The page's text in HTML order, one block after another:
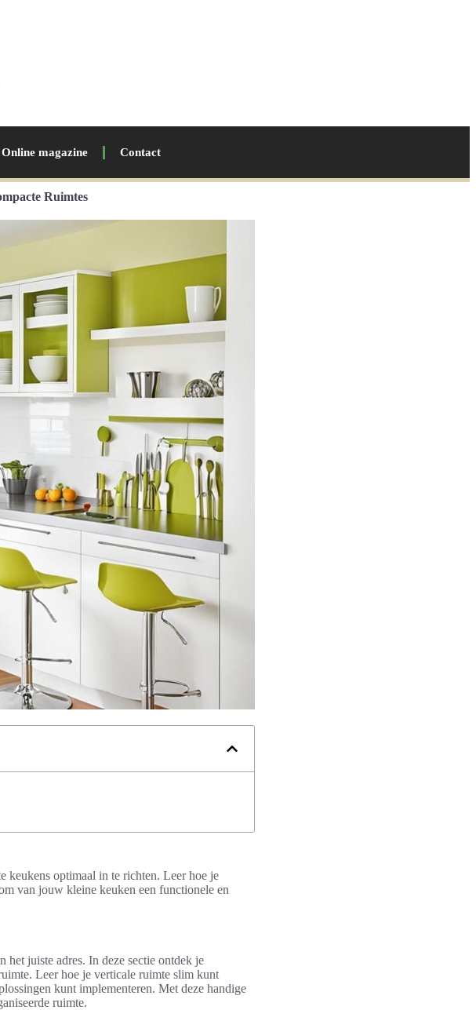
Online magazine Contact
Ruimtes
keukens optimaal in te richten. Leer hoe je
van jouw kleine keuken een functionele en
juiste adres. In deze sectie ontdek je
Leer hoe je verticale ruimte slim kunt
kunt implementeren. Met deze handige
ruimte.